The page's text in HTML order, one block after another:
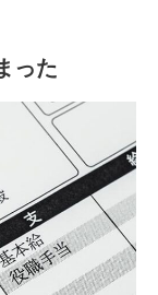
った